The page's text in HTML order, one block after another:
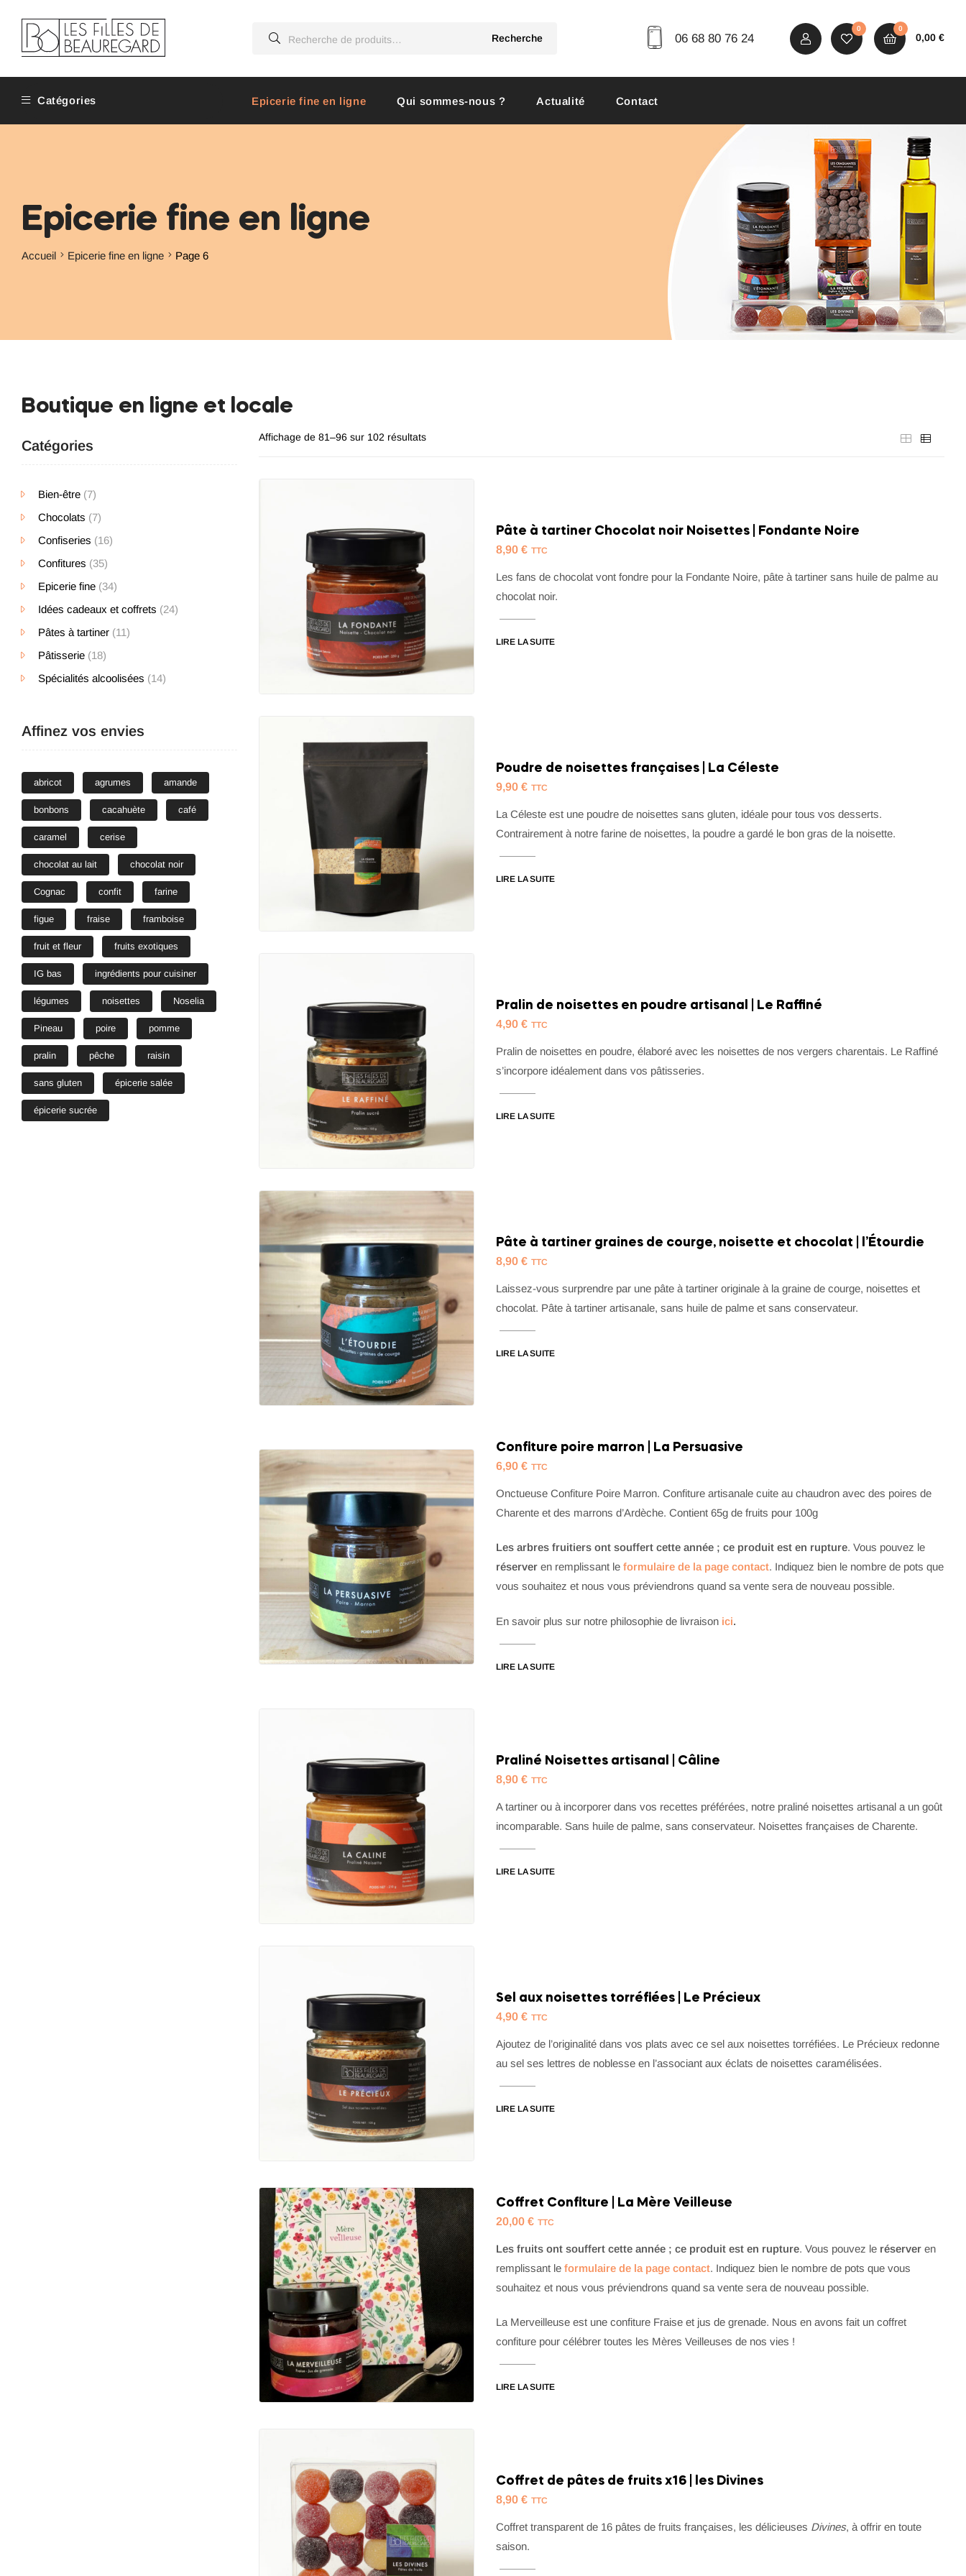
Recherche 06 68 80 76 24
0 0
0,00 €
Catégories Epicerie fine en ligne Qui sommes-nous ? Actualité Contact
Epicerie fine en ligne
Accueil Epicerie fine en ligne Page 6
Boutique en ligne et locale
Affichage de 81–96 sur 102 résultats
Pâte à tartiner Chocolat noir Noisettes | Fondante Noire
8,90 € TTC
Les fans de chocolat vont fondre pour la Fondante Noire, pâte à tartiner sans huile de palme au
chocolat noir.
LIRE LA SUITE
Poudre de noisettes françaises | La Céleste
9,90 € TTC
La Céleste est une poudre de noisettes sans gluten, idéale pour tous vos desserts.
Contrairement à notre farine de noisettes, la poudre a gardé le bon gras de la noisette.
LIRE LA SUITE
Pralin de noisettes en poudre artisanal | Le Raffiné
4,90 € TTC
Pralin de noisettes en poudre, élaboré avec les noisettes de nos vergers charentais. Le Raffiné
s’incorpore idéalement dans vos pâtisseries.
LIRE LA SUITE
Pâte à tartiner graines de courge, noisette et chocolat | l’Étourdie
8,90 € TTC
Laissez-vous surprendre par une pâte à tartiner originale à la graine de courge, noisettes et
chocolat. Pâte à tartiner artisanale, sans huile de palme et sans conservateur.
LIRE LA SUITE
Confiture poire marron | La Persuasive
6,90 € TTC
Onctueuse Confiture Poire Marron. Confiture artisanale cuite au chaudron avec des poires de
Charente et des marrons d’Ardèche. Contient 65g de fruits pour 100g
Les arbres fruitiers ont souffert cette année ; ce produit est en rupture. Vous pouvez le
réserver en remplissant le formulaire de la page contact. Indiquez bien le nombre de pots que
vous souhaitez et nous vous préviendrons quand sa vente sera de nouveau possible.
En savoir plus sur notre philosophie de livraison ici.
LIRE LA SUITE
Praliné Noisettes artisanal | Câline
8,90 € TTC
A tartiner ou à incorporer dans vos recettes préférées, notre praliné noisettes artisanal a un goût
incomparable. Sans huile de palme, sans conservateur. Noisettes françaises de Charente.
LIRE LA SUITE
Sel aux noisettes torréfiées | Le Précieux
4,90 € TTC
Ajoutez de l’originalité dans vos plats avec ce sel aux noisettes torréfiées. Le Précieux redonne
au sel ses lettres de noblesse en l’associant aux éclats de noisettes caramélisées.
LIRE LA SUITE
Coffret Confiture | La Mère Veilleuse
20,00 € TTC
Les fruits ont souffert cette année ; ce produit est en rupture. Vous pouvez le réserver en
remplissant le formulaire de la page contact. Indiquez bien le nombre de pots que vous
souhaitez et nous vous préviendrons quand sa vente sera de nouveau possible.
La Merveilleuse est une confiture Fraise et jus de grenade. Nous en avons fait un coffret
confiture pour célébrer toutes les Mères Veilleuses de nos vies !
LIRE LA SUITE
Coffret de pâtes de fruits x16 | les Divines
8,90 € TTC
Coffret transparent de 16 pâtes de fruits françaises, les délicieuses Divines, à offrir en toute
saison.
Catégories
Bien-être (7)
Chocolats (7)
Confiseries (16)
Confitures (35)
Epicerie fine (34)
Idées cadeaux et coffrets (24)
Pâtes à tartiner (11)
Pâtisserie (18)
Spécialités alcoolisées (14)
Affinez vos envies
abricot agrumes amande
bonbons cacahuète café
caramel cerise
chocolat au lait chocolat noir
Cognac confit farine
figue fraise framboise
fruit et fleur fruits exotiques
IG bas ingrédients pour cuisiner
légumes noisettes Noselia
Pineau poire pomme
pralin pêche raisin
sans gluten épicerie salée
épicerie sucrée